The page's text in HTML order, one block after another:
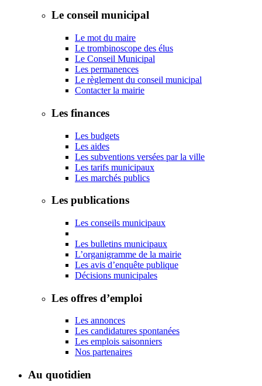
Le conseil municipal
Le mot du maire
Le trombinoscope des élus
Le Conseil Municipal
Les permanences
Le règlement du conseil municipal
Contacter la mairie
Les finances
Les budgets
Les aides
Les subventions versées par la ville
Les tarifs municipaux
Les marchés publics
Les publications
Les conseils municipaux
Les bulletins municipaux
L’organigramme de la mairie
Les avis d’enquête publique
Décisions municipales
Les offres d’emploi
Les annonces
Les candidatures spontanées
Les emplois saisonniers
Nos partenaires
Au quotidien